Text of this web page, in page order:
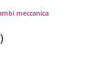
meccanica